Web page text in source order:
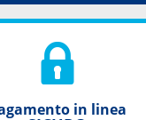
in linea